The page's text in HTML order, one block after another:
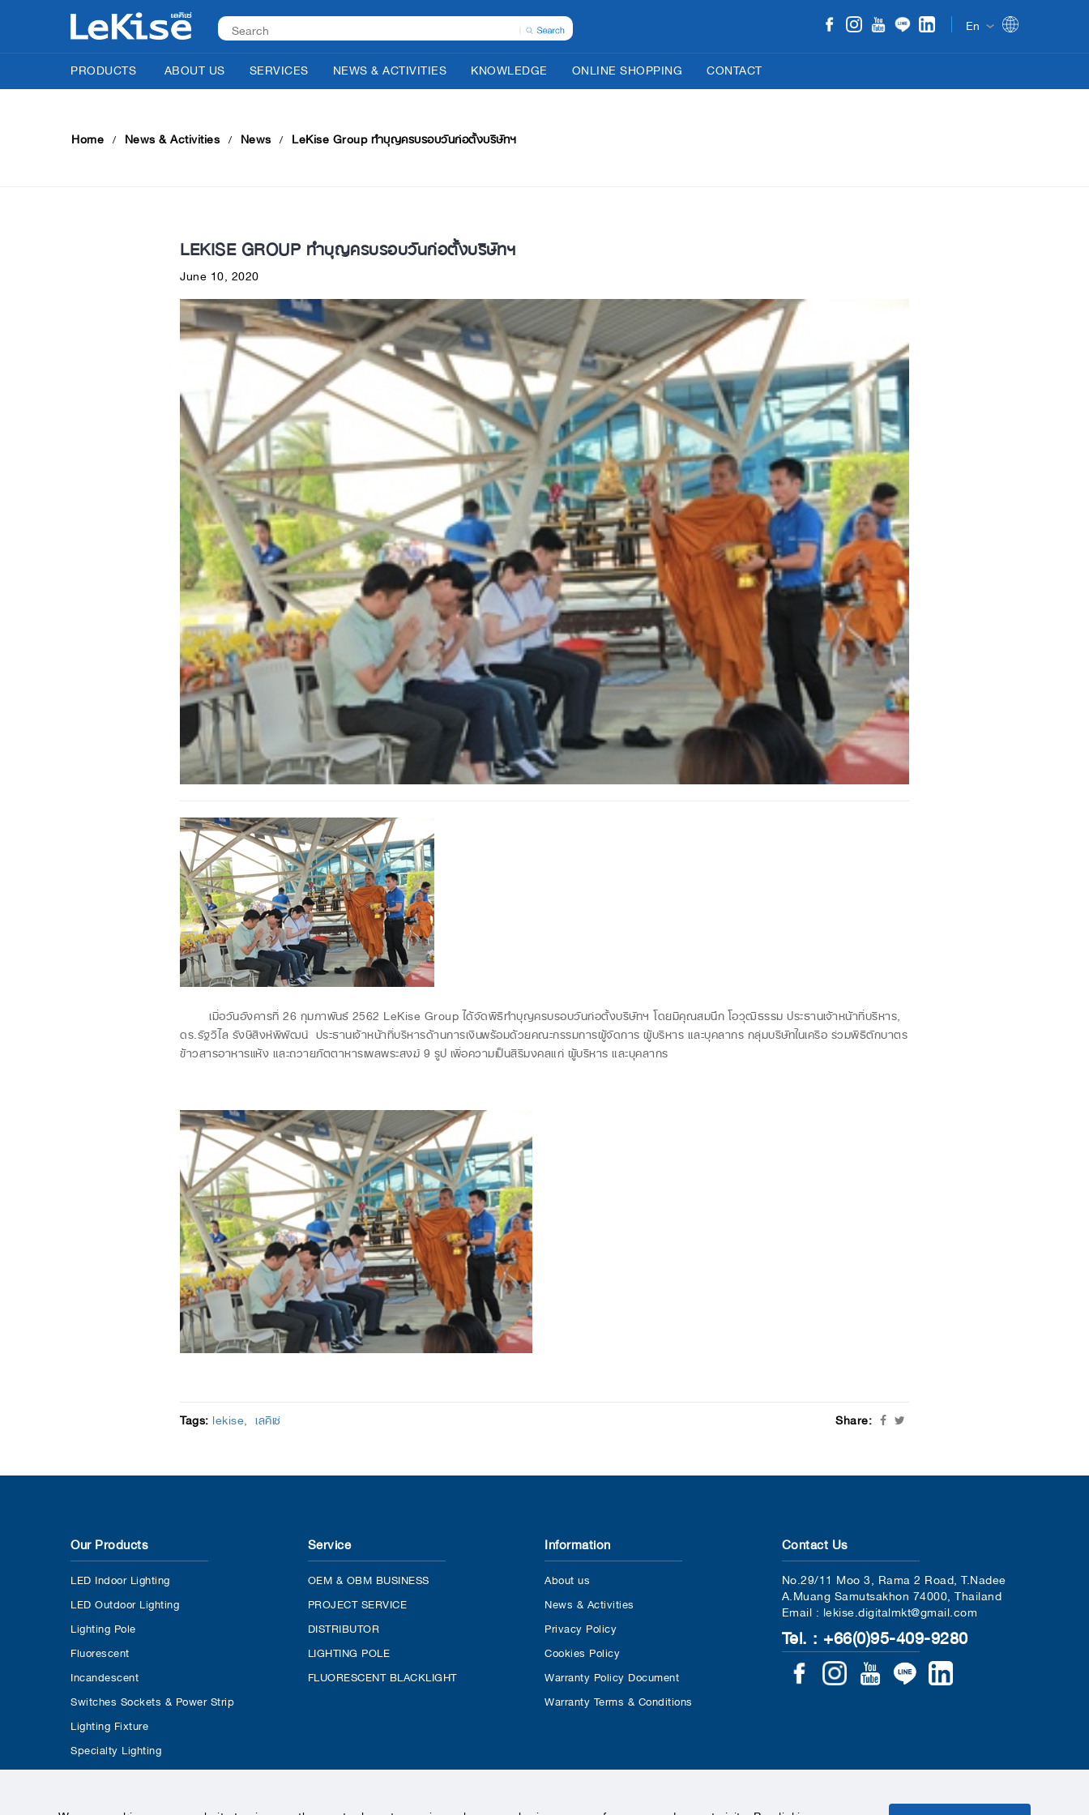
En
PRODUCTS
ABOUT US SERVICES NEWS & ACTIVITIES KNOWLEDGE ONLINE SHOPPING CONTACT
Home News & Activities News LeKise Group ทำบุญครบรอบวันก่อตั้งบริษัทฯ
LEKISE GROUP ทำบุญครบรอบวันก่อตั้งบริษัทฯ
June 10, 2020
เมื่อวันอังคารที่ 26 กุมภาพันธ์ 2562 LeKise Group ได้จัดพิธีทำบุญครบรอบวันก่อตั้งบริษัทฯ โดยมีคุณสมนึก โอวุฒิธรรม ประธานเจ้าหน้าที่บริหาร,
ดร.รัฐวิไล รังษีสิงห์พิพัฒน์ ประธานเจ้าหน้าที่บริหารด้านการเงินพร้อมด้วยคณะกรรมการผู้จัดการ ผู้บริหาร และบุคลากร กลุ่มบริษัทในเครือ ร่วมพิธีตักบาตร
ข้าวสารอาหารแห้ง และถวายภัตตาหารเพลพระสงฆ์ 9 รูป เพื่อความเป็นสิริมงคลแก่ ผู้บริหาร และบุคลากร
Tags: lekise เลคิเซ่ Share:
Our Products
LED Indoor Lighting
LED Outdoor Lighting
Lighting Pole
Fluorescent
Incandescent
Switches Sockets & Power Strip
Lighting Fixture
Specialty Lighting
Service
OEM & OBM BUSINESS
PROJECT SERVICE
DISTRIBUTOR
LIGHTING POLE
FLUORESCENT BLACKLIGHT
Information
About us
News & Activities
Privacy Policy
Cookies Policy
Warranty Policy Document
Warranty Terms & Conditions
Contact Us
No.29/11 Moo 3, Rama 2 Road, T.Nadee
A.Muang Samutsakhon 74000, Thailand
Email : lekise.digitalmkt@gmail.com
Tel. : +66(0)95-409-9280